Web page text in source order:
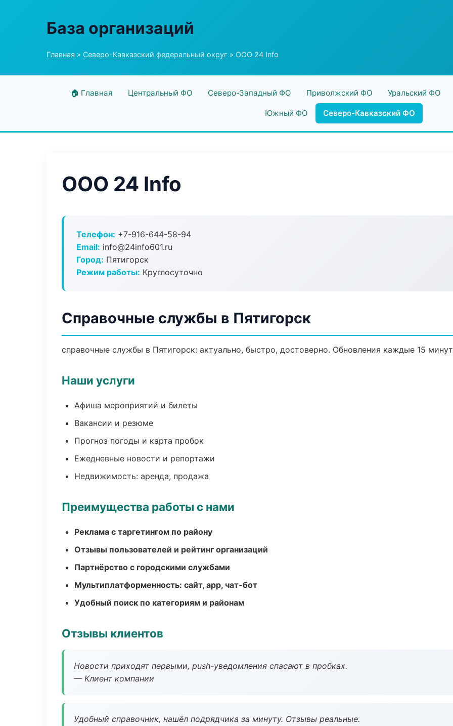
База организаций
Главная » Северо-Кавказский федеральный округ » ООО 24 Info
🏠 Главная Центральный ФО Северо-Западный ФО Приволжский ФО Уральский ФО
Южный ФО Северо-Кавказский ФО
ООО 24 Info
Телефон: +7-916-644-58-94
Email: info@24info601.ru
Город: Пятигорск
Режим работы: Круглосуточно
Справочные службы в Пятигорск
справочные службы в Пятигорск: актуально, быстро, достоверно. Обновления каждые 15
Наши услуги
Афиша мероприятий и билеты
Вакансии и резюме
Прогноз погоды и карта пробок
Ежедневные новости и репортажи
Недвижимость: аренда, продажа
Преимущества работы с нами
Реклама с таргетингом по району
Отзывы пользователей и рейтинг организаций
Партнёрство с городскими службами
Мультиплатформенность: сайт, app, чат-бот
Удобный поиск по категориям и районам
Отзывы клиентов
Новости приходят первыми, push-уведомления спасают в пробках.
— Клиент компании
Удобный справочник, нашёл подрядчика за минуту. Отзывы реальные.